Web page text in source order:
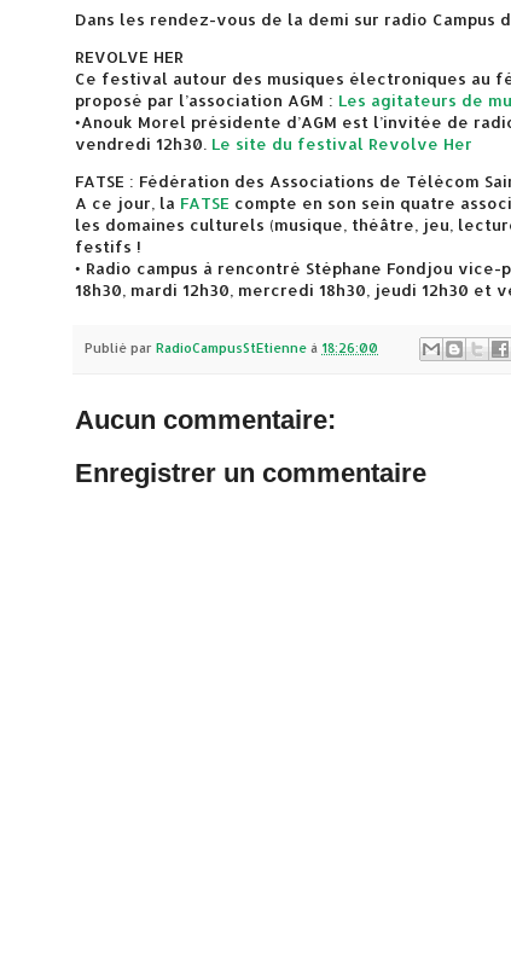
Dans les rendez-vous de la demi sur radio Campus
REVOLVE HER
Ce festival autour des musiques électroniques au
proposé par l’association AGM : Les agitateurs de
•Anouk Morel présidente d’AGM est l’invitée de
vendredi 12h30. Le site du festival Revolve Her
FATSE : Fédération des Associations de Télécom
A ce jour, la FATSE compte en son sein quatre
les domaines culturels (musique, théâtre, jeu,
festifs !
• Radio campus à rencontré Stéphane Fondjou
18h30, mardi 12h30, mercredi 18h30, jeudi 12h30 et
Publié par RadioCampusStEtienne à 18:26:00
Aucun commentaire:
Enregistrer un commentaire